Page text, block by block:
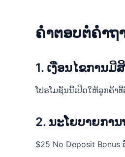
ຄໍາຕອບຕໍ່ຄໍາຖ
1. ເງື່ອນໄຂການມີ
ໂປຣໂມຊັນນີ້ເປີດໃຫ້ລູກຄ້າ
2. ນະໂຍບາຍກາ
$25 No Deposit